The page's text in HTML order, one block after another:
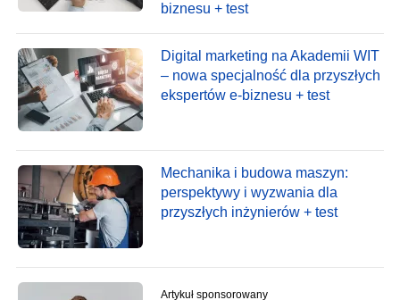
biznesu + test
Digital marketing na Akademii WIT
– nowa specjalność dla przyszłych
ekspertów e-biznesu + test
Mechanika i budowa maszyn:
perspektywy i wyzwania dla
przyszłych inżynierów + test
Artykuł sponsorowany